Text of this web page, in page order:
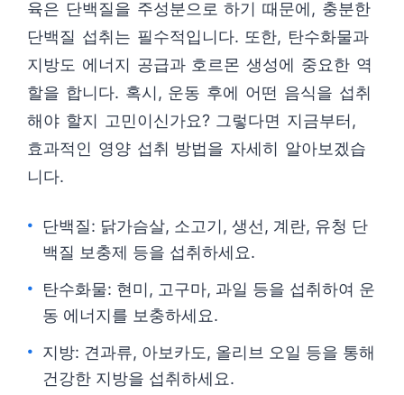
육은 단백질을 주성분으로 하기 때문에, 충분한
단백질 섭취는 필수적입니다. 또한, 탄수화물과
지방도 에너지 공급과 호르몬 생성에 중요한 역
할을 합니다. 혹시, 운동 후에 어떤 음식을 섭취
해야 할지 고민이신가요? 그렇다면 지금부터,
효과적인 영양 섭취 방법을 자세히 알아보겠습
니다.
단백질: 닭가슴살, 소고기, 생선, 계란, 유청 단
백질 보충제 등을 섭취하세요.
탄수화물: 현미, 고구마, 과일 등을 섭취하여 운
동 에너지를 보충하세요.
지방: 견과류, 아보카도, 올리브 오일 등을 통해
건강한 지방을 섭취하세요.